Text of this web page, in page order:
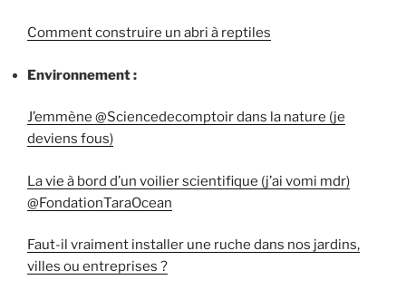
Comment construire un abri à reptiles
Environnement :
J’emmène @Sciencedecomptoir dans la nature (je
deviens fous)
La vie à bord d’un voilier scientifique (j’ai vomi mdr)
@FondationTaraOcean
Faut-il vraiment installer une ruche dans nos jardins,
villes ou entreprises ?